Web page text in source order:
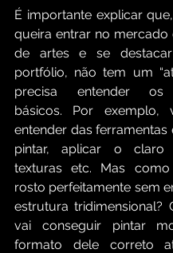
É importante explicar
queira entrar no mercado
de artes e se
portfólio, não tem um
precisa entender os
básicos. Por exemplo,
entender das ferramentas
pintar, aplicar o claro
texturas etc. Mas
rosto perfeitamente sem
estrutura tridimensional?
vai conseguir pintar
formato dele correto